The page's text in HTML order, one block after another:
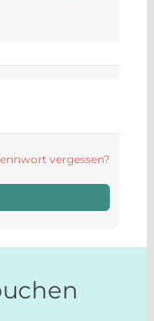
vergessen?